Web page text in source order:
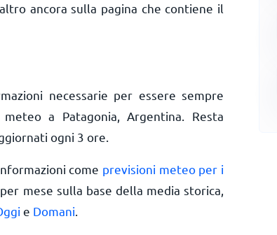
ancora sulla pagina che contiene il
necessarie per essere sempre
a Patagonia, Argentina. Resta
ogni 3 ore.
come previsioni meteo per i
mese sulla base della media storica,
e Domani